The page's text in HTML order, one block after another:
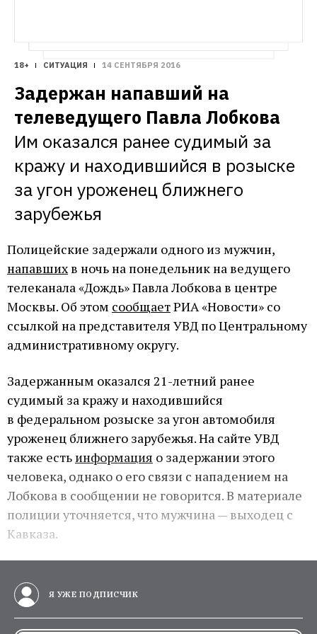
18+ СИТУАЦИЯ 14 СЕНТЯБРЯ 2016
Задержан напавший на
телеведущего Павла Лобкова
Им оказался ранее судимый за
кражу и находившийся в розыске
за угон уроженец ближнего
зарубежья
Полицейские задержали одного из мужчин,
напавшихв ночь на понедельник на ведущего
телеканала «Дождь» Павла Лобкова в центре
Москвы. Об этом сообщаетРИА «Новости» со
ссылкой на представителя УВД по Центральному
административному округу.
Задержанным оказался 21-летний ранее
судимый за кражу и находившийся
в федеральном розыске за угон автомобиля
уроженец ближнего зарубежья. На сайте УВД
также есть информация о задержании этого
человека, однако о его связи с нападением на
Лобкова в сообщении не говорится. В материале
полиции уточняется, что мужчина — выходец с
Кавказа.
Я УЖЕ ПОДПИСЧИК